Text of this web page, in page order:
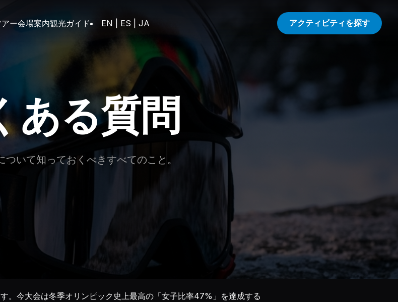
ー会場案内観光ガイド EN ES JA アクティビティを探す
ある質問
ついて知っておくべきすべてのこと。
。今大会は冬季オリンピック史上最高の「女子比率47%」を達成する